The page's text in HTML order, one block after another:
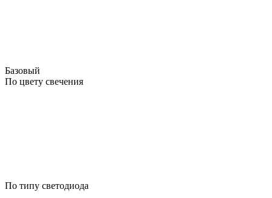
Базовый
По цвету свечения
По типу светодиода